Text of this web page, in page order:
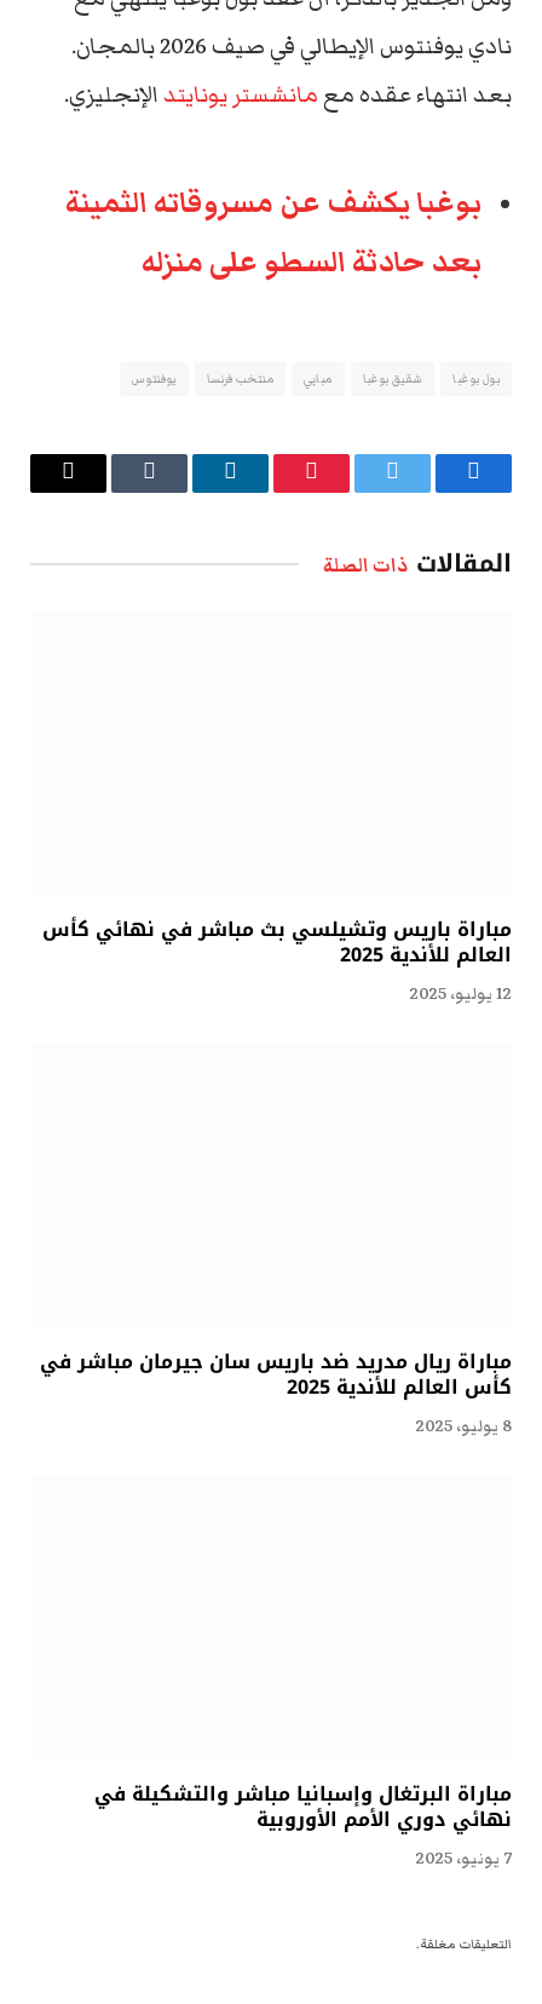
نادي يوفنتوس الإيطالي في صيف 2026 بالمجان.
بعد انتهاء عقده مع مانشستر يونايتدالإنجليزي.
بوغبا يكشف عن مسروقاته الثمينة
بعد حادثة السطو على منزله
بول بوغبا شقيق بوغبا مبابي منتخب فرنسا يوفنتوس
فيسبوك تويتر بينتيريستلينكدإن Tumblr
البريد
المقالات ذات الصلة
مباراة باريس وتشيلسي بث مباشر في نهائي كأس
العالم للأندية 2025
12 يوليو، 2025
مباراة ريال مدريد ضد باريس سان جيرمان مباشر في
كأس العالم للأندية 2025
8 يوليو، 2025
مباراة البرتغال وإسبانيا مباشر والتشكيلة في
نهائي دوري الأمم الأوروبية
7 يونيو، 2025
التعليقات مغلقة.